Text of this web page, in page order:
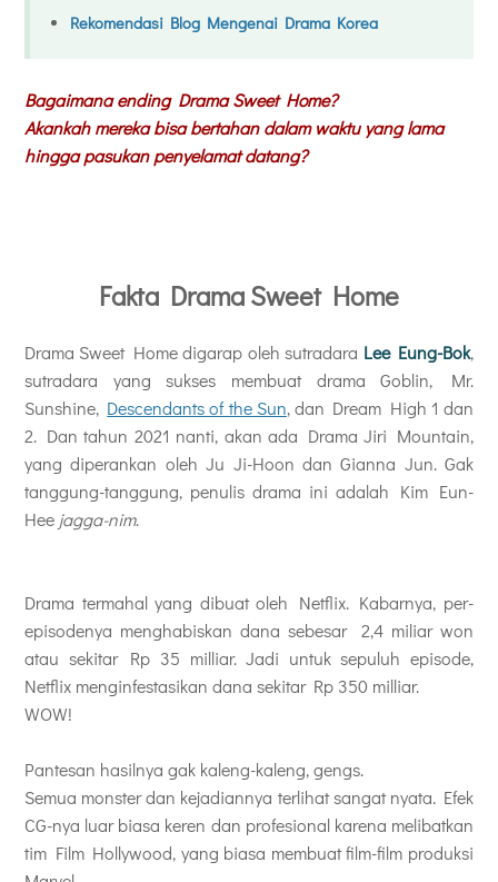
Rekomendasi Blog Mengenai Drama Korea
Bagaimana ending Drama Sweet Home?
Akankah mereka bisa bertahan dalam waktu yang lama
hingga pasukan penyelamat datang?
Fakta Drama Sweet Home
Drama Sweet Home digarap oleh sutradara Lee Eung-Bok,
sutradara yang sukses membuat drama Goblin, Mr.
Sunshine, Descendants of the Sun, dan Dream High 1 dan
2. Dan tahun 2021 nanti, akan ada Drama Jiri Mountain,
yang diperankan oleh Ju Ji-Hoon dan Gianna Jun. Gak
tanggung-tanggung, penulis drama ini adalah Kim Eun-
Hee jagga-nim.
Drama termahal yang dibuat oleh Netflix. Kabarnya, per-
episodenya menghabiskan dana sebesar 2,4 miliar won
atau sekitar Rp 35 milliar. Jadi untuk sepuluh episode,
Netflix menginfestasikan dana sekitar Rp 350 milliar.
WOW!
Pantesan hasilnya gak kaleng-kaleng, gengs.
Semua monster dan kejadiannya terlihat sangat nyata. Efek
CG-nya luar biasa keren dan profesional karena melibatkan
tim Film Hollywood, yang biasa membuat film-film produksi